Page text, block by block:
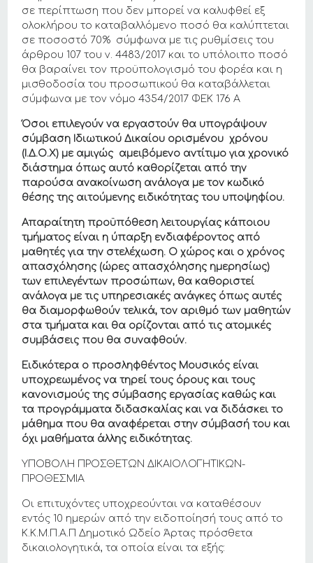
σε περίπτωση που δεν μπορεί να καλυφθεί εξ
ολοκλήρου το καταβαλλόμενο ποσό θα καλύπτεται
σε ποσοστό 70% σύμφωνα με τις ρυθμίσεις του
άρθρου 107 του ν. 4483/2017 και το υπόλοιπο ποσό
θα βαραίνει τον προϋπολογισμό του φορέα και η
μισθοδοσία του προσωπικού θα καταβάλλεται
σύμφωνα με τον νόμο 4354/2017 ΦΕΚ 176 Α
Όσοι επιλεγούν να εργαστούν θα υπογράψουν
σύμβαση Ιδιωτικού Δικαίου ορισμένου χρόνου
(Ι.Δ.Ο.Χ) με αμιγώς αμειβόμενο αντίτιμο για χρονικό
διάστημα όπως αυτό καθορίζεται από την
παρούσα ανακοίνωση ανάλογα με τον κωδικό
θέσης της αιτούμενης ειδικότητας του υποψηφίου.
Απαραίτητη προϋπόθεση λειτουργίας κάποιου
τμήματος είναι η ύπαρξη ενδιαφέροντος από
μαθητές για την στελέχωση. Ο χώρος και ο χρόνος
απασχόλησης (ώρες απασχόλησης ημερησίως)
των επιλεγέντων προσώπων, θα καθοριστεί
ανάλογα με τις υπηρεσιακές ανάγκες όπως αυτές
θα διαμορφωθούν τελικά, τον αριθμό των μαθητών
στα τμήματα και θα ορίζονται από τις ατομικές
συμβάσεις που θα συναφθούν.
Ειδικότερα ο προσληφθέντος Μουσικός είναι
υποχρεωμένος να τηρεί τους όρους και τους
κανονισμούς της σύμβασης εργασίας καθώς και
τα προγράμματα διδασκαλίας και να διδάσκει το
μάθημα που θα αναφέρεται στην σύμβασή του και
όχι μαθήματα άλλης ειδικότητας.
ΥΠΟΒΟΛΗ ΠΡΟΣΘΕΤΩΝ ΔΙΚΑΙΟΛΟΓΗΤΙΚΩΝ-
ΠΡΟΘΕΣΜΙΑ
Οι επιτυχόντες υποχρεούνται να καταθέσουν
εντός 10 ημερών από την ειδοποίησή τους από το
Κ.Κ.Μ.Π.Α.Π Δημοτικό Ωδείο Άρτας πρόσθετα
δικαιολογητικά, τα οποία είναι τα εξής: